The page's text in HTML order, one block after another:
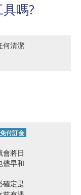
嗎?
何清潔
免付訂金
會將日
儘早和
確定是